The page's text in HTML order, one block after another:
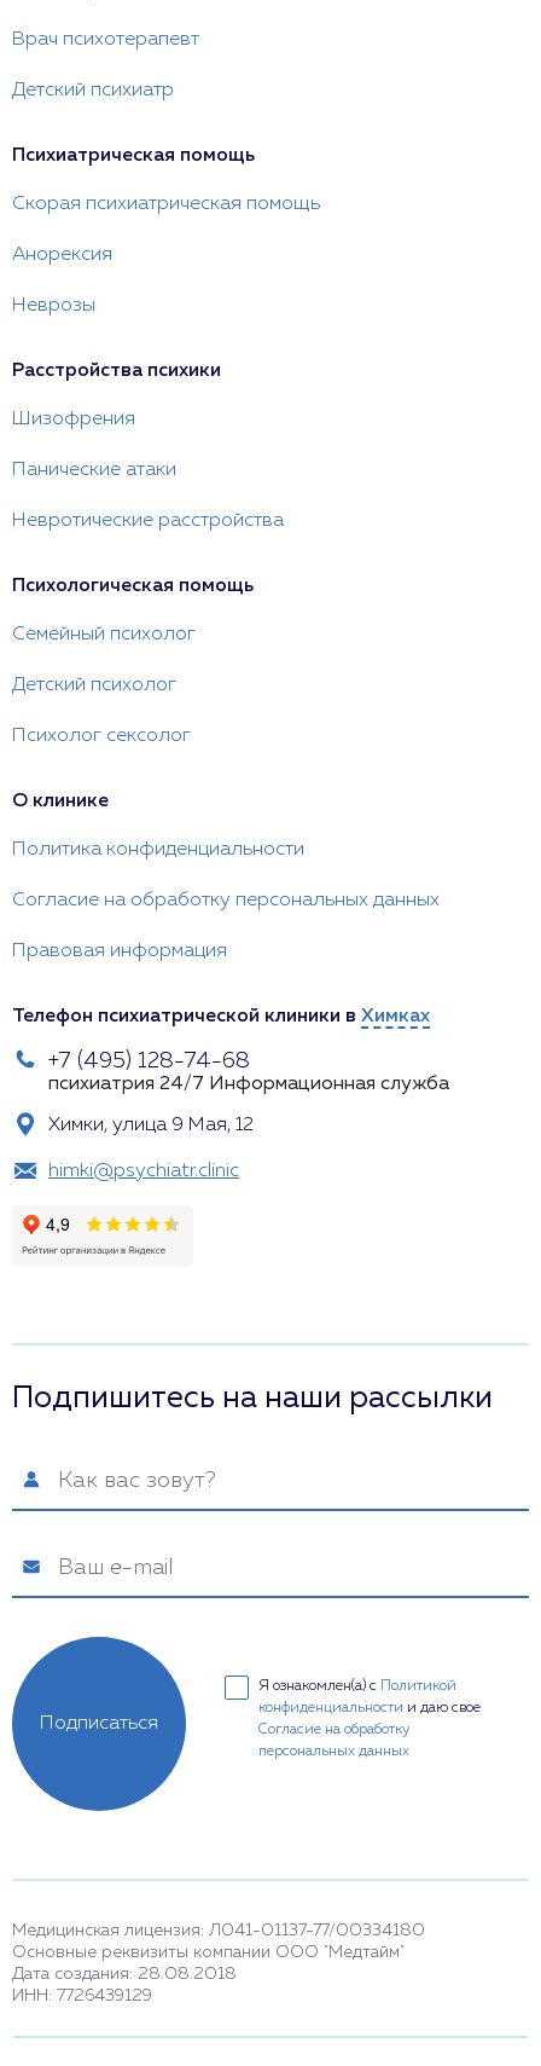
Врач психотерапевт
Детский психиатр
Психиатрическая помощь
Скорая психиатрическая помощь
Анорексия
Неврозы
Расстройства психики
Шизофрения
Панические атаки
Невротические расстройства
Психологическая помощь
Семейный психолог
Детский психолог
Психолог сексолог
О клинике
Политика конфиденциальности
Согласие на обработку персональных данных
Правовая информация
Телефон психиатрической клиники в Химках
+7 (495) 128-74-68
психиатрия 24/7 Информационная служба
Химки, улица 9 Мая, 12
himki@psychiatr.clinic
Подпишитесь на наши рассылки
Я ознакомлен(а) с
Политикой
конфиденциальности и даю свое
Согласие на обработку
персональных данных
Подписаться
Медицинская лицензия: Л041-01137-77/00334180
Основные реквизиты компании ООО "Медтайм"
Дата создания: 28.08.2018
ИНН: 7726439129